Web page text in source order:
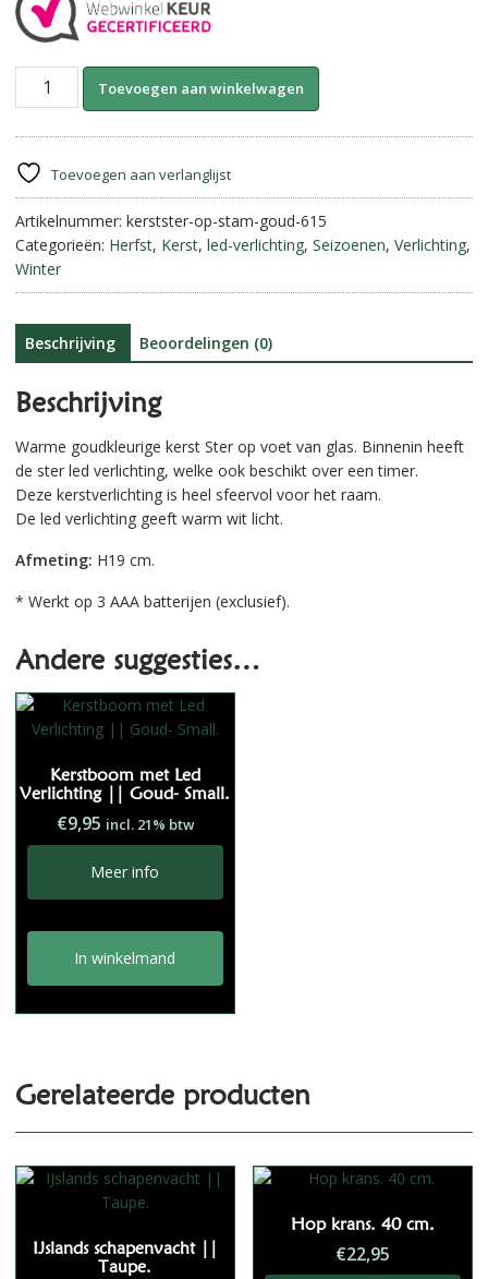
Kerst
met
Led
Verlichting
||
Goud.
aantal
Toevoegen aan winkelwagen
n
a
t
v
Toevoegen aan verlanglijst
Artikelnummer: kerstster-op-stam-goud-615
Categorieën: Herfst, Kerst, led-verlichting, Seizoenen, Verlichting,
Winter
Beschrijving Beoordelingen (0)
Beschrijving
Warme goudkleurige kerst Ster op voet van glas. Binnenin heeft
de ster led verlichting, welke ook beschikt over een timer.
Deze kerstverlichting is heel sfeervol voor het raam.
De led verlichting geeft warm wit licht.
Afmeting: H19 cm.
* Werkt op 3 AAA batterijen (exclusief).
Andere suggesties…
Kerstboom met Led
Verlichting || Goud- Small.
€9,95 incl. 21% btw
Meer info
In winkelmand
Gerelateerde producten
IJslands schapenvacht ||
Taupe.
Hop krans. 40 cm.
€22,95